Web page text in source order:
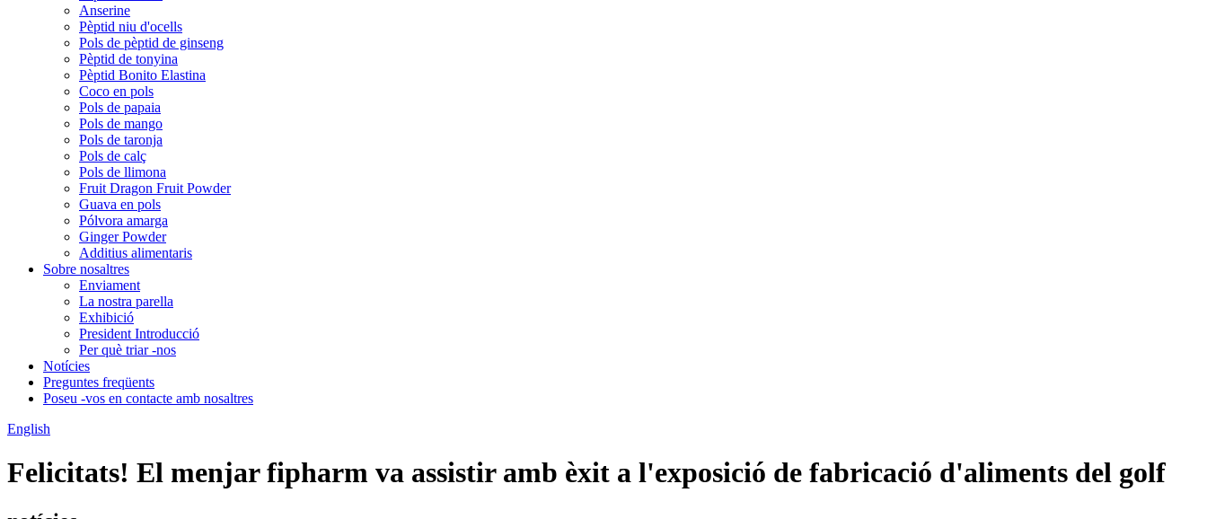
Anserine
Pèptid niu d'ocells
Pols de pèptid de ginseng
Pèptid de tonyina
Pèptid Bonito Elastina
Coco en pols
Pols de papaia
Pols de mango
Pols de taronja
Pols de calç
Pols de llimona
Fruit Dragon Fruit Powder
Guava en pols
Pólvora amarga
Ginger Powder
Additius alimentaris
Sobre nosaltres
Enviament
La nostra parella
Exhibició
President Introducció
Per què triar -nos
Notícies
Preguntes freqüents
Poseu -vos en contacte amb nosaltres
English
Felicitats! El menjar fipharm va assistir amb èxit a l'exposició de fabricació d'aliments del golf